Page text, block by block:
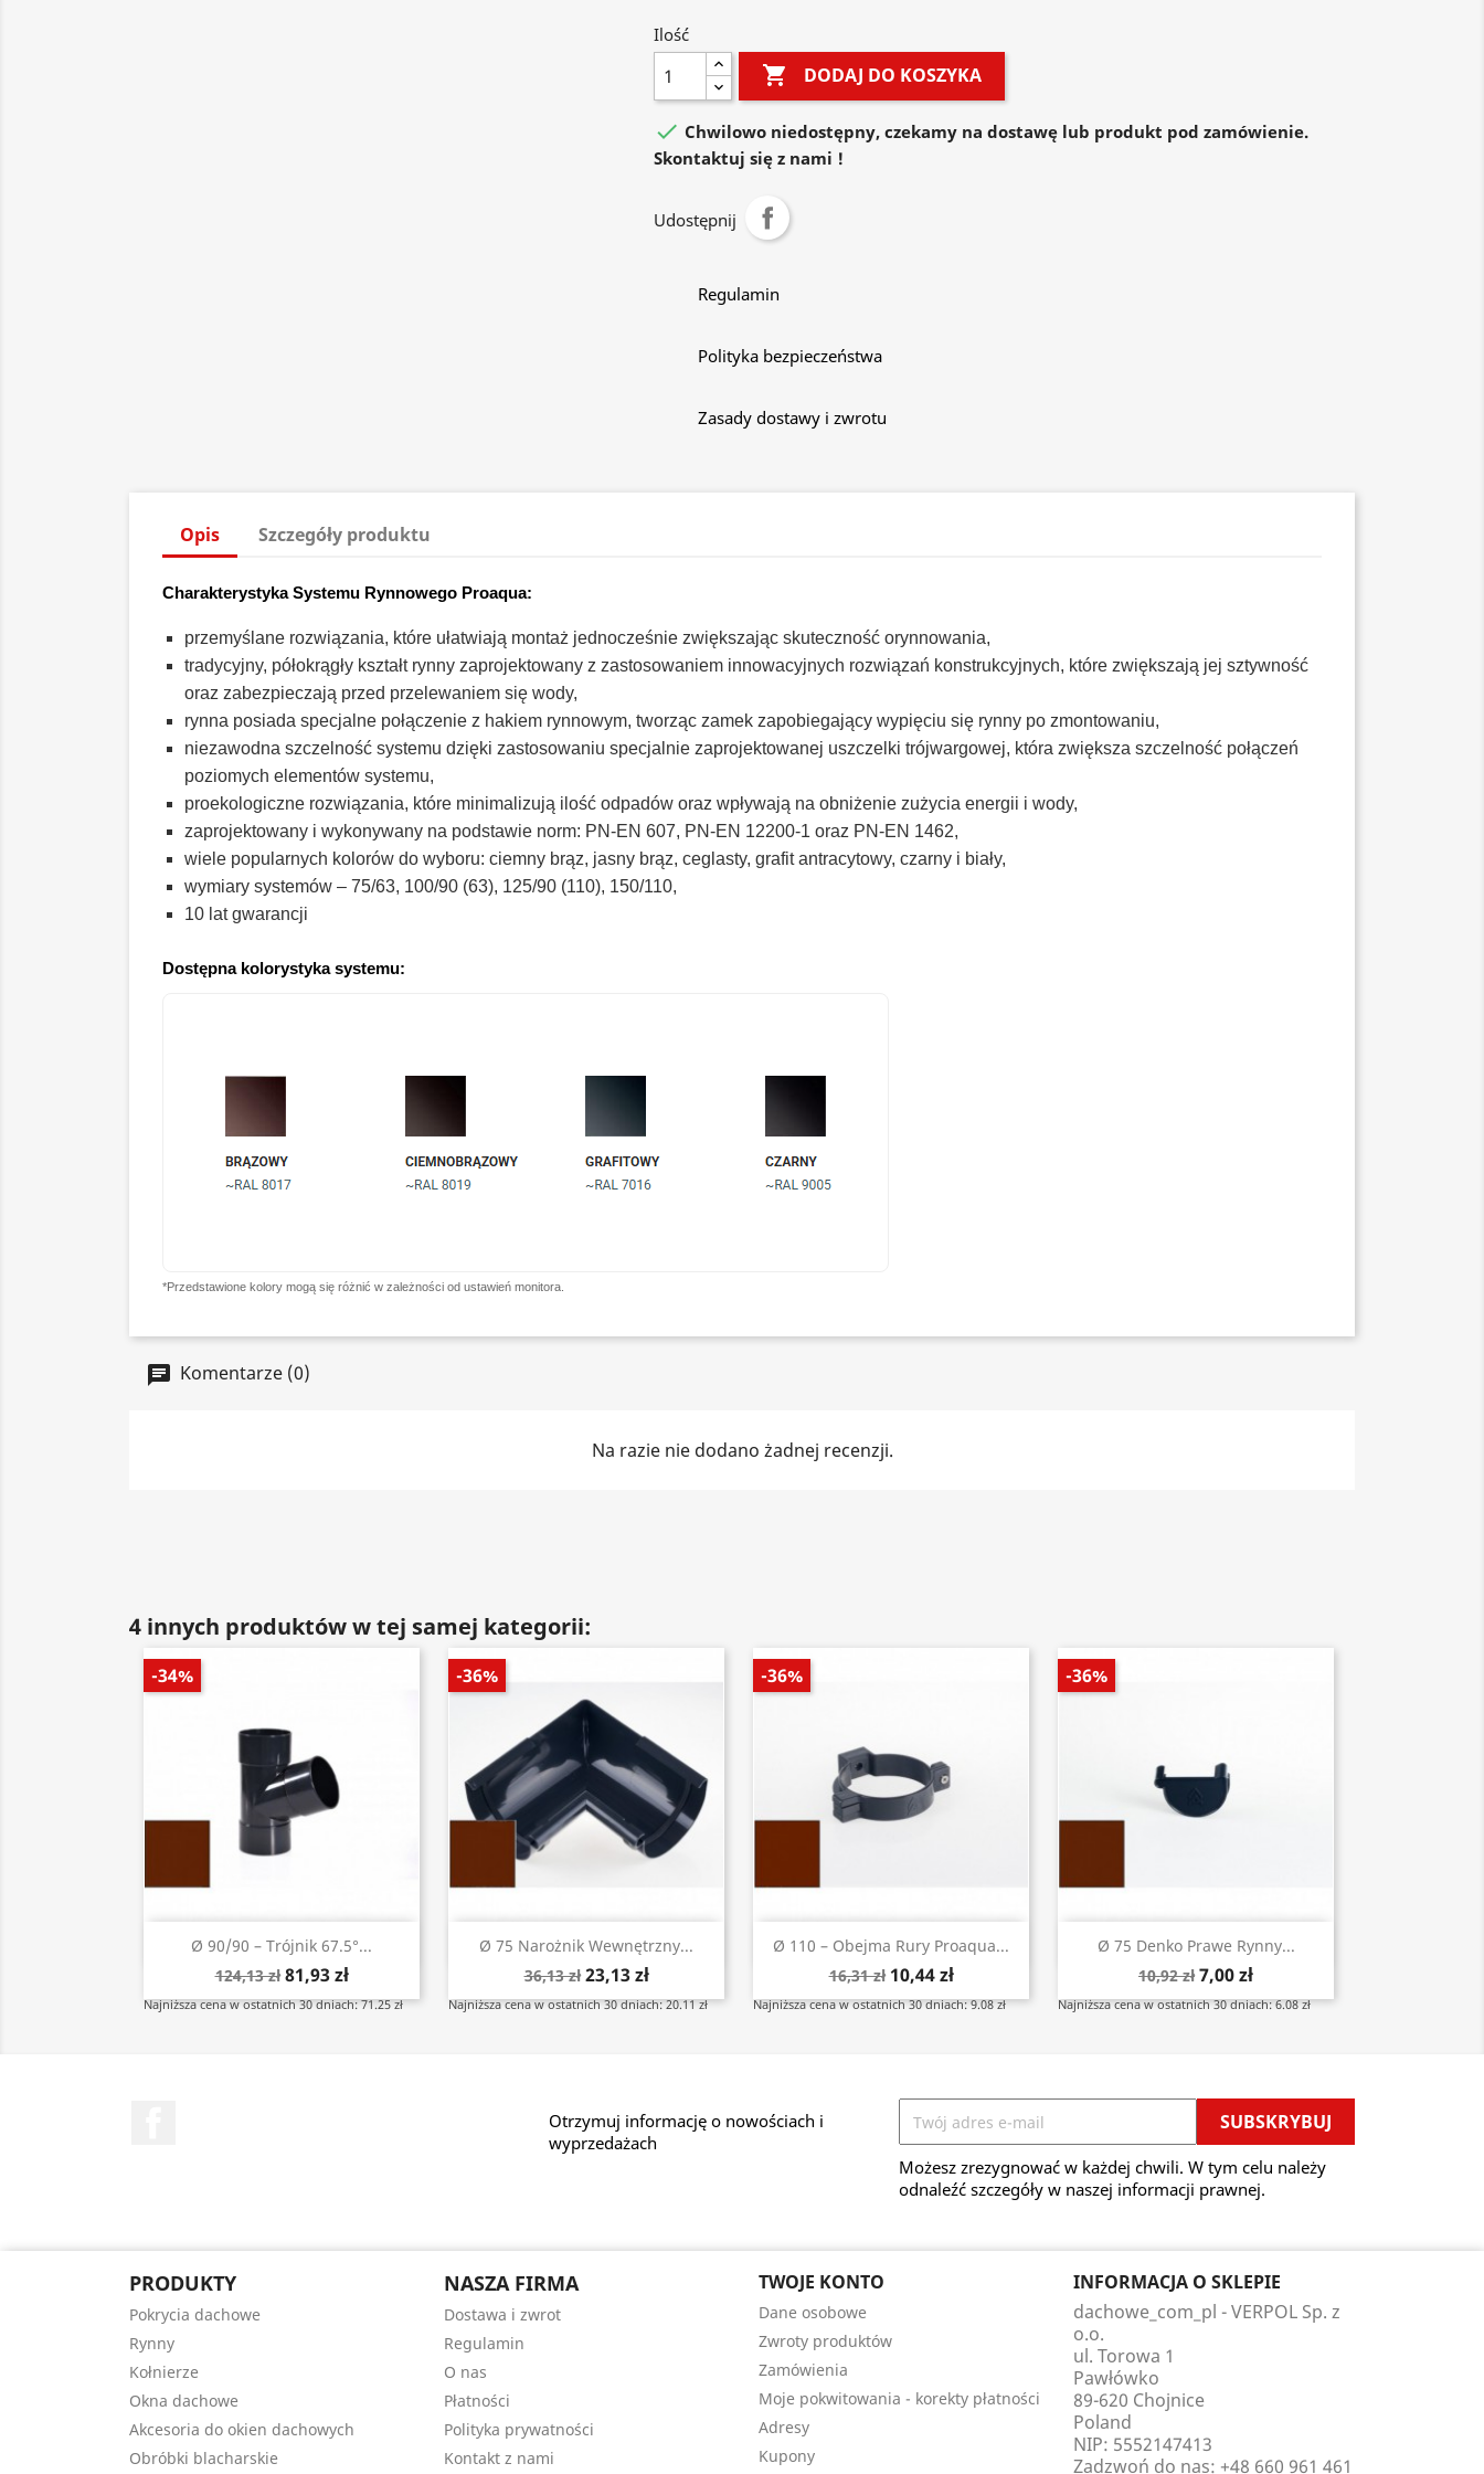
Ilość
 DODAJ DO KOSZYKA
 Chwilowo niedostępny, czekamy na dostawę lub produkt pod zamówienie.
Skontaktuj się z nami !
Udostępnij
Regulamin
Polityka bezpieczeństwa
Zasady dostawy i zwrotu
Opis Szczegóły produktu
Charakterystyka Systemu Rynnowego Proaqua:
przemyślane rozwiązania, które ułatwiają montaż jednocześnie zwiększając skuteczność orynnowania,
tradycyjny, półokrągły kształt rynny zaprojektowany z zastosowaniem innowacyjnych rozwiązań konstrukcyjnych, które zwiększają jej sztywność
oraz zabezpieczają przed przelewaniem się wody,
rynna posiada specjalne połączenie z hakiem rynnowym, tworząc zamek zapobiegający wypięciu się rynny po zmontowaniu,
niezawodna szczelność systemu dzięki zastosowaniu specjalnie zaprojektowanej uszczelki trójwargowej, która zwiększa szczelność połączeń
poziomych elementów systemu,
proekologiczne rozwiązania, które minimalizują ilość odpadów oraz wpływają na obniżenie zużycia energii i wody,
zaprojektowany i wykonywany na podstawie norm: PN-EN 607, PN-EN 12200-1 oraz PN-EN 1462,
wiele popularnych kolorów do wyboru: ciemny brąz, jasny brąz, ceglasty, grafit antracytowy, czarny i biały,
wymiary systemów – 75/63, 100/90 (63), 125/90 (110), 150/110,
10 lat gwarancji
Dostępna kolorystyka systemu:
*Przedstawione kolory mogą się różnić w zależności od ustawień monitora.
Komentarze (0)
Na razie nie dodano żadnej recenzji.
4 innych produktów w tej samej kategorii:
Ø 90/90 – Trójnik 67.5°...
124,13 zł 81,93 zł
Najniższa cena w ostatnich 30 dniach: 71.25 zł
-34%
Szybki podgląd
Ø 75 Narożnik Wewnętrzny...
36,13 zł 23,13 zł
Najniższa cena w ostatnich 30 dniach: 20.11 zł
-36%
Szybki podgląd
Ø 110 – Obejma Rury Proaqua...
16,31 zł 10,44 zł
Najniższa cena w ostatnich 30 dniach: 9.08 zł
-36%
Szybki podgląd
Ø 75 Denko Prawe Rynny...
10,92 zł 7,00 zł
Najniższa cena w ostatnich 30 dniach: 6.08 zł
-36%
Szybki podgląd
Otrzymuj informację o nowościach i
wyprzedażach
Możesz zrezygnować w każdej chwili. W tym celu należy
odnaleźć szczegóły w naszej informacji prawnej.
PRODUKTY
Pokrycia dachowe
Rynny
Kołnierze
Okna dachowe
Akcesoria do okien dachowych
Obróbki blacharskie
NASZA FIRMA
Dostawa i zwrot
Regulamin
O nas
Płatności
Polityka prywatności
Kontakt z nami
TWOJE KONTO
Dane osobowe
Zwroty produktów
Zamówienia
Moje pokwitowania - korekty płatności
Adresy
Kupony
INFORMACJA O SKLEPIE
dachowe_com_pl - VERPOL Sp. z
o.o.
ul. Torowa 1
Pawłówko
89-620 Chojnice
Poland
NIP: 5552147413
Zadzwoń do nas: +48 660 961 461